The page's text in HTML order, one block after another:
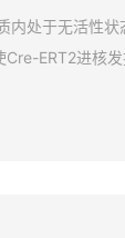
内处于无活性
ERT2进核发